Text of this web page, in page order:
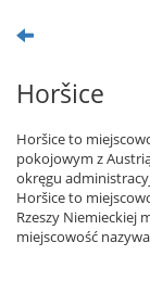
Horšice
Horšice to
pokojowym z Austrią
okręgu
Horšice to
Rzeszy Niemieckiej
miejscowość